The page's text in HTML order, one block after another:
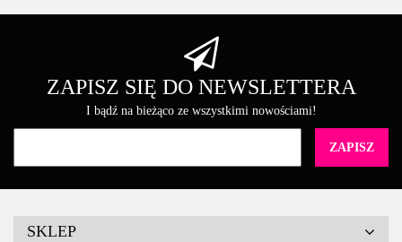
ZAPISZ SIĘ DO NEWSLETTERA
I bądź na bieżąco ze wszystkimi nowościami!
SKLEP